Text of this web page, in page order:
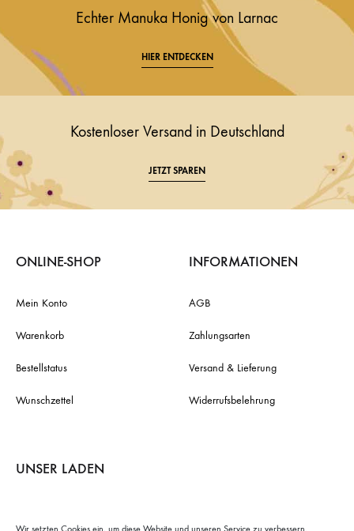
Wir setzten Cookies ein, um diese Website und unseren Service zu verbessern.
Echter Manuka Honig von Larnac
HIER ENTDECKEN
Kostenloser Versand in Deutschland
JETZT SPAREN
ONLINE-SHOP
Mein Konto
Warenkorb
Bestellstatus
Wunschzettel
INFORMATIONEN
AGB
Zahlungsarten
Versand & Lieferung
Widerrufsbelehrung
UNSER LADEN